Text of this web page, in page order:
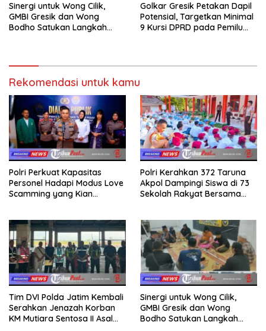
Sinergi untuk Wong Cilik,
GMBI Gresik dan Wong
Bodho Satukan Langkah
Golkar Gresik Petakan Dapil
Potensial, Targetkan Minimal
9 Kursi DPRD pada Pemilu
Rekomendasi untuk kamu
Polri Perkuat Kapasitas
Personel Hadapi Modus Love
Scamming yang Kian
Polri Kerahkan 372 Taruna
Akpol Dampingi Siswa di 73
Sekolah Rakyat Bersama
Tim DVI Polda Jatim Kembali
Serahkan Jenazah Korban
KM Mutiara Sentosa II Asal
Sinergi untuk Wong Cilik,
GMBI Gresik dan Wong
Bodho Satukan Langkah